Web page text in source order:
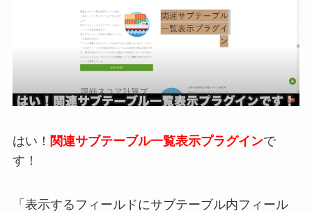
はい！ 関連サブテーブル一覧表示プラグインで
す！
「表示するフィールドにサブテーブル内フィール